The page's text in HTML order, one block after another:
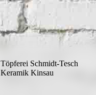
Töpferei Schmidt-Tesch
Keramik Kinsau